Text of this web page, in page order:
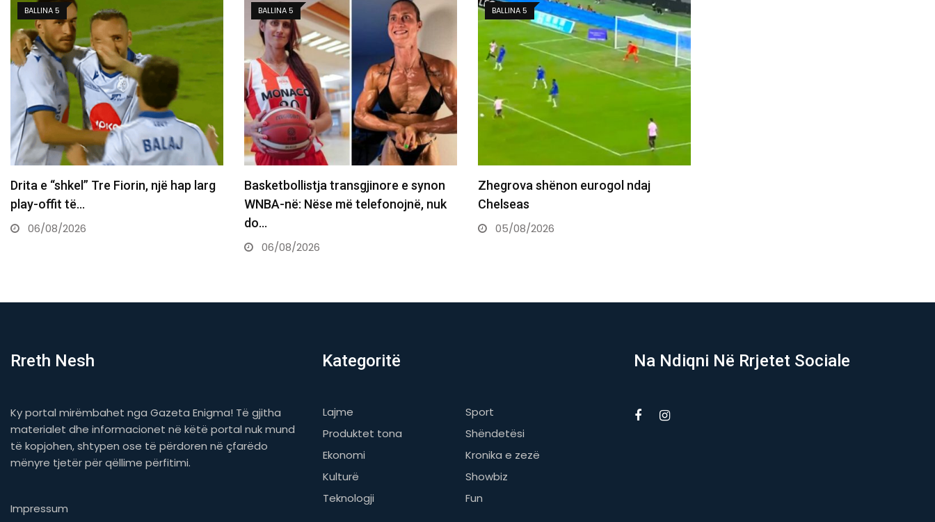
BALLINA 5
Basketbollistja transgjinore e synon
WNBA-në: Nëse më telefonojnë, nuk
do…
BALLINA 5
Zhegrova shënon eurogol ndaj
Chelseas
05/08/2026
BALLINA 5
Legjenda e Spartakut të Moskës i del
në krah Mirlind…
04/08/2026
Rreth Nesh
Ky portal mirëmbahet nga Gazeta Enigma! Të gjitha
materialet dhe informacionet në këtë portal nuk mund
të kopjohen, shtypen ose të përdoren në çfarëdo
mënyre tjetër për qëllime përfitimi.
Impressum
Kategoritë
Lajme
Sport
Produktet tona
Shëndetësi
Ekonomi
Kronika e zezë
Kulturë
Showbiz
Teknologji
Fun
Na Ndiqni Në Rrjetet Sociale